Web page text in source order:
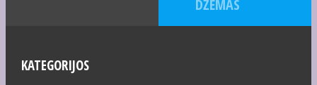
DŽEMAS
KATEGORIJOS